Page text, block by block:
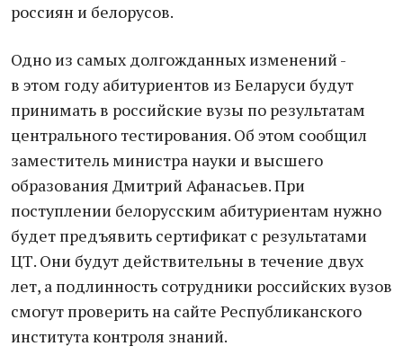
россиян и белорусов.
Одно из самых долгожданных изменений -
в этом году абитуриентов из Беларуси будут
принимать в российские вузы по результатам
центрального тестирования. Об этом сообщил
заместитель министра науки и высшего
образования Дмитрий Афанасьев. При
поступлении белорусским абитуриентам нужно
будет предъявить сертификат с результатами
ЦТ. Они будут действительны в течение двух
лет, а подлинность сотрудники российских вузов
смогут проверить на сайте Республиканского
института контроля знаний.